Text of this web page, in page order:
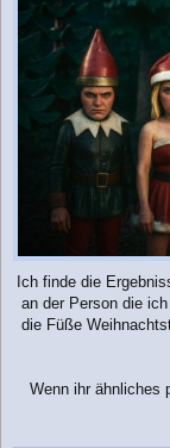
Ich finde die
an der Person die
die Füße
Wenn ihr ähnliches